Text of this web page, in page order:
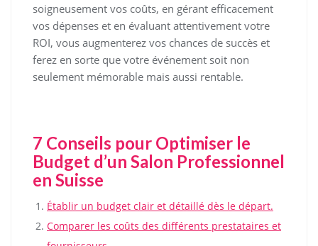
soigneusement vos coûts, en gérant efficacement
vos dépenses et en évaluant attentivement votre
ROI, vous augmenterez vos chances de succès et
ferez en sorte que votre événement soit non
seulement mémorable mais aussi rentable.
7 Conseils pour Optimiser le
Budget d’un Salon Professionnel
en Suisse
Établir un budget clair et détaillé dès le départ.
Comparer les coûts des différents prestataires et